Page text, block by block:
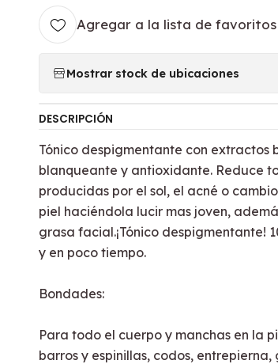
Agregar a la lista de favoritos
Mostrar stock de ubicaciones
DESCRIPCIÓN
Tónico despigmentante con
blanqueante y antioxidante. Reduce
producidas por el sol, el acné o
piel haciéndola lucir mas joven,
grasa facial.¡Tónico despigmentante!
y en poco tiempo.
Bondades:
Para todo el cuerpo y manchas en la
barros y espinillas, codos,